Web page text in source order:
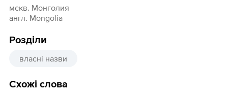
мскв. Монголия
англ. Моngolia
Розділи
власні назви
Схожі слова